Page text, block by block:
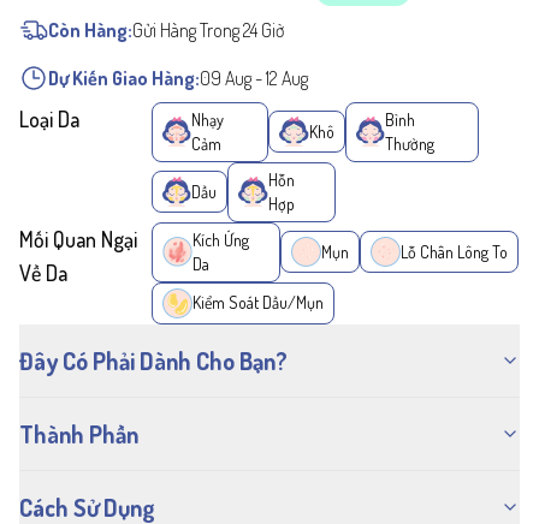
Còn Hàng:Gửi Hàng Trong 24 Giờ
Dự Kiến Giao Hàng:09 Aug-12 Aug
Loại Da
Nhạy
Cảm
Khô
Bình
Thường
Dầu
Hỗn
Hợp
Mối Quan Ngại
Về Da
Kích Ứng
Da
Mụn Lỗ Chân Lông To
Kiểm Soát Dầu/Mụn
Đây Có Phải Dành Cho Bạn?
Thành Phần
Cách Sử Dụng